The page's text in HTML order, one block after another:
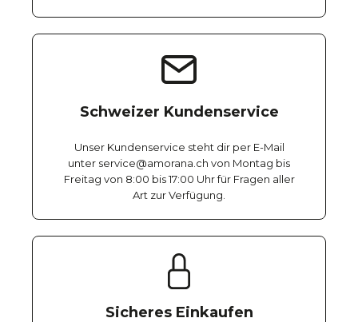
Schweizer Kundenservice
Unser Kundenservice steht dir per E-Mail
unter service@amorana.ch von Montag bis
Freitag von 8:00 bis 17:00 Uhr für Fragen aller
Art zur Verfügung.
Sicheres Einkaufen